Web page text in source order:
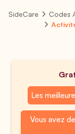
SideCare
Codes
Les
Vous avez